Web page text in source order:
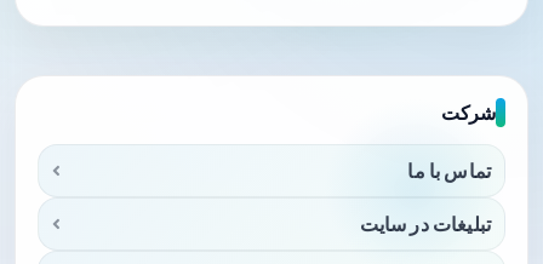
شرکت
تماس با ما
تبلیغات در سایت